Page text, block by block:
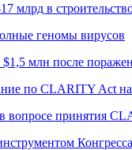
млрд в
геномы вирусов
млн после
по CLARITY Act на
принятия